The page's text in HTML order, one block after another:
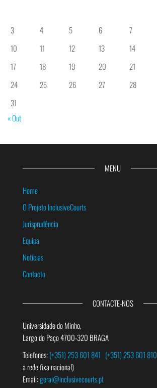
3
4 5 6 7
10
11 12 13 14
17
18 19 20 21
24
25 26 27 28
31
« Out
MENU
Home
O Projeto InclusiveCourts
Jurisprudência
Equipa
Notícias
Contacto
CONTACTE-NOS
Universidade do Minho,
Largo do Paço 4700-320 BRAGA
Telefones:(+351) 253 601 841 (+351) 253 601 810
a rede fixa nacional)
Email:geral@inclusivecourts.pt